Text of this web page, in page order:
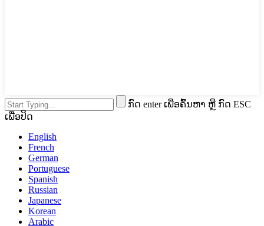
ກົດ enter ເພື່ອຄົ້ນຫາ ຫຼື ກົດ ESC
ເພື່ອປິດ
English
French
German
Portuguese
Spanish
Russian
Japanese
Korean
Arabic